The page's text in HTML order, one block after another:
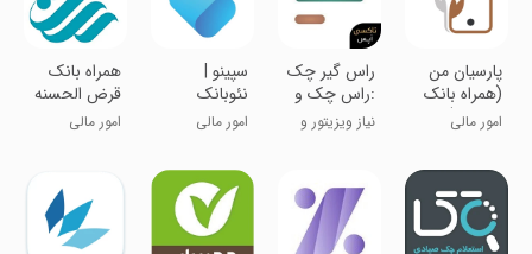
پارسیان من
(همراه بانک
پارسیان)
امور مالی
راس گیر چک
:راس چک و
فاکتور
نیاز ویزیتور و
‏سپینو |
نئوبانک
صادرات ایران
امور مالی
همراه بانک
قرض الحسنه
رسالت
امور مالی